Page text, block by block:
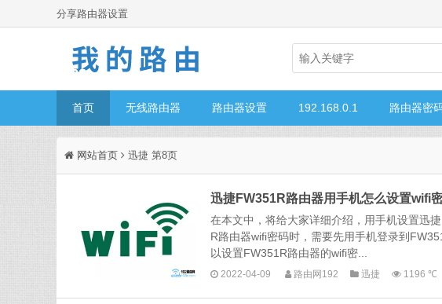
分享路由器设置
首页 无线路由器 路由器设置 192.168.0.1 路由器密
网站首页 迅捷 第8页
迅捷FW351R路由器用手机怎么设置wifi
在本文中，将给大家详细介绍，用手机设置迅
R路由器wifi密码时，需要先用手机登录到
以设置FW351R路由器的wifi密...
2022-04-09 路由网192 迅捷 1196 ℃